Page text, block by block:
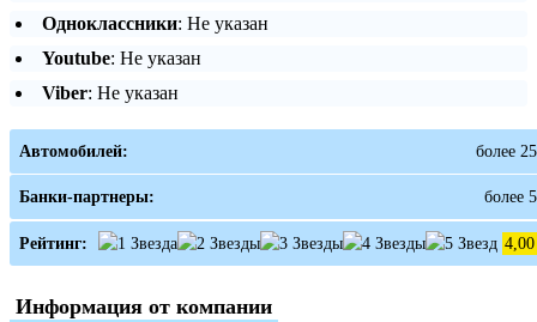
Одноклассники: Не указан
Youtube: Не указан
Viber: Не указан
Автомобилей: более 25
Банки-партнеры: более 5
Рейтинг: 4,00
Информация от компании